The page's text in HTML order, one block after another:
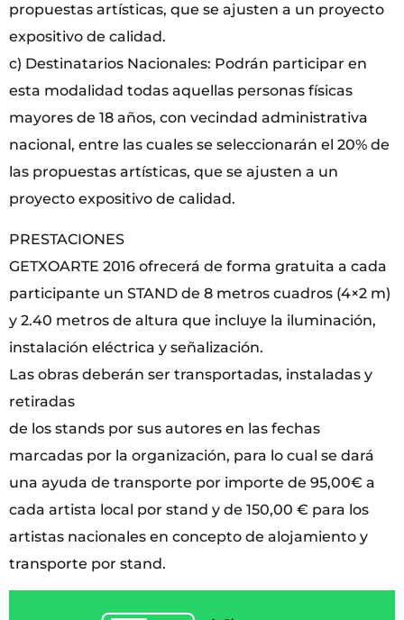
propuestas artísticas, que se ajusten a un proyecto
expositivo de calidad.
c) Destinatarios Nacionales: Podrán participar en
esta modalidad todas aquellas personas físicas
mayores de 18 años, con vecindad administrativa
nacional, entre las cuales se seleccionarán el 20% de
las propuestas artísticas, que se ajusten a un
proyecto expositivo de calidad.
PRESTACIONES
GETXOARTE 2016 ofrecerá de forma gratuita a cada
participante un STAND de 8 metros cuadros (4×2 m)
y 2.40 metros de altura que incluye la iluminación,
instalación eléctrica y señalización.
Las obras deberán ser transportadas, instaladas y
retiradas
de los stands por sus autores en las fechas
marcadas por la organización, para lo cual se dará
una ayuda de transporte por importe de 95,00€ a
cada artista local por stand y de 150,00 € para los
artistas nacionales en concepto de alojamiento y
transporte por stand.